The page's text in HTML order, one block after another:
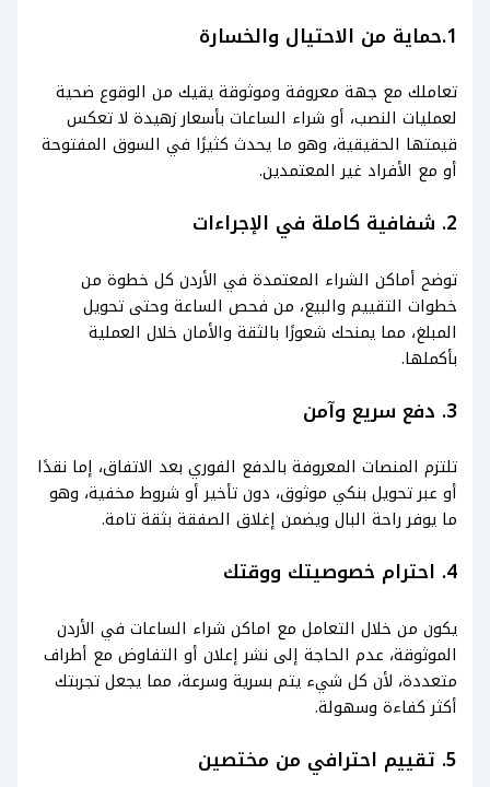
1.حماية من الاحتيال والخسارة
تعاملك مع جهة معروفة وموثوقة يقيك من الوقوع ضحية
لعمليات النصب، أو شراء الساعات بأسعار زهيدة لا تعكس
قيمتها الحقيقية، وهو ما يحدث كثيرًا في السوق المفتوحة
أو مع الأفراد غير المعتمدين.
2. شفافية كاملة في الإجراءات
توضح أماكن الشراء المعتمدة في الأردن كل خطوة من
خطوات التقييم والبيع، من فحص الساعة وحتى تحويل
المبلغ، مما يمنحك شعورًا بالثقة والأمان خلال العملية
بأكملها.
3. دفع سريع وآمن
تلتزم المنصات المعروفة بالدفع الفوري بعد الاتفاق، إما نقدًا
أو عبر تحويل بنكي موثوق، دون تأخير أو شروط مخفية، وهو
ما يوفر راحة البال ويضمن إغلاق الصفقة بثقة تامة.
4. احترام خصوصيتك ووقتك
يكون من خلال التعامل مع اماكن شراء الساعات في الأردن
الموثوقة، عدم الحاجة إلى نشر إعلان أو التفاوض مع أطراف
متعددة، لأن كل شيء يتم بسرية وسرعة، مما يجعل تجربتك
أكثر كفاءة وسهولة.
5. تقييم احترافي من مختصين